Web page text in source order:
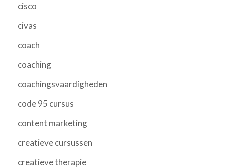
cisco
civas
coach
coaching
coachingsvaardigheden
code 95 cursus
content marketing
creatieve cursussen
creatieve therapie